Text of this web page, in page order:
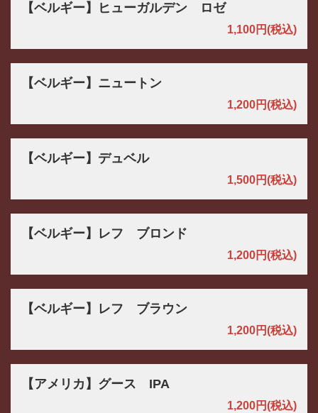
【ベルギー】ヒューガルデン ロゼ
1,100円(税込)
【ベルギー】ニュートン
1,200円(税込)
【ベルギー】デュベル
1,500円(税込)
【ベルギー】レフ ブロンド
1,200円(税込)
【ベルギー】レフ ブラウン
1,200円(税込)
【アメリカ】グース IPA
1,200円(税込)